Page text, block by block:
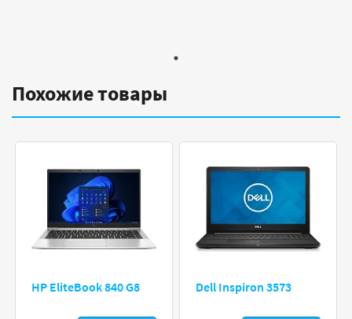
Похожие товары
HP EliteBook 840 G8 Dell Inspiron 3573